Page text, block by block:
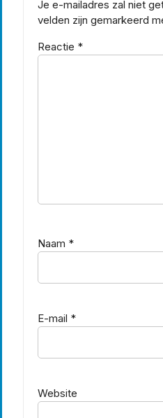
Je e-mailadres zal niet
velden zijn gemarkeerd
Reactie *
Naam *
E-mail *
Website